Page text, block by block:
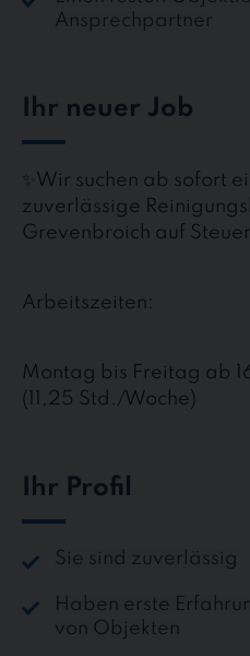
Ansprechpartner
Ihr neuer Job
✨Wir suchen ab sofort
zuverlässige
Grevenbroich auf
Arbeitszeiten:
Montag bis Freitag ab
(11,25 Std./Woche)
Ihr Profil
Sie sind zuverlässig
Haben erste
von Objekten